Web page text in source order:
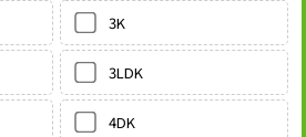
3K
3LDK
4DK